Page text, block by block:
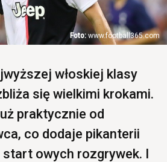
www.football365.com
włoskiej klasy
się wielkimi krokami.
praktycznie od
co dodaje pikanterii
owych rozgrywek. I